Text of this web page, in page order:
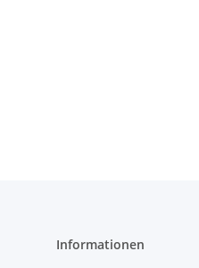
Informationen